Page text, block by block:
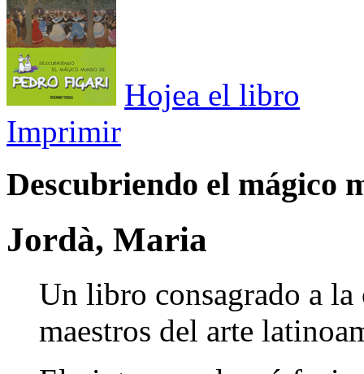
Hojea el libro
Imprimir
Descubriendo el mágico
Jordà, Maria
Un libro consagrado a la
maestros del arte